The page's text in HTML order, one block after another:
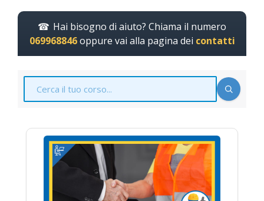
Hai bisogno di aiuto? Chiama il numero
069968846oppure vai alla pagina dei contatti